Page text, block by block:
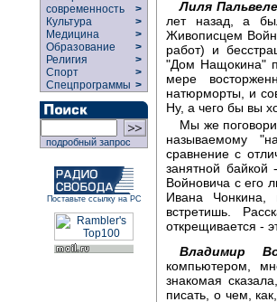
современность
>
Культура
>
Медицина
>
Образование
>
Религия
>
Спорт
>
Спецпрограммы >
подробный запрос
Поставьте ссылку на РС
Лиля
лет назад, а
Живописцем
работ) и
"Дом Нащокина"
мере
натюрморты, и
Ну, а чего бы вы
Мы же
называемому
сравнение с
занятной
Войновича с его
Ивана Чонкина,
встретишь.
открещивается -
Владимир
компьютером,
знакомая
писать, о чем,